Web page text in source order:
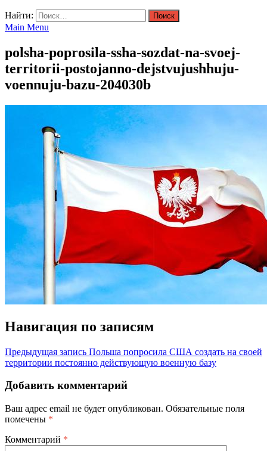
Найти:
Main Menu
polsha-poprosila-ssha-sozdat-na-svoej-
territorii-postojanno-dejstvujushhuju-
voennuju-bazu-204030b
Навигация по записям
Предыдущая запись Польша попросила США создать на своей
территории постоянно действующую военную базу
Добавить комментарий
Ваш адрес email не будет опубликован. Обязательные поля
помечены *
Комментарий *